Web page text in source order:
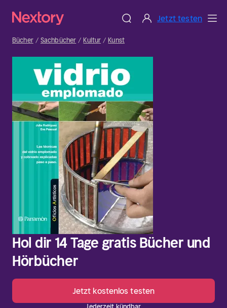
Jetzt testen
Bücher Sachbücher Kultur Kunst
Hol dir 14 Tage gratis Bücher und
Hörbücher
Jetzt kostenlos testen